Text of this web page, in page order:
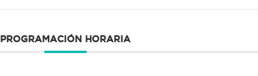
PROGRAMACIÓN HORARIA